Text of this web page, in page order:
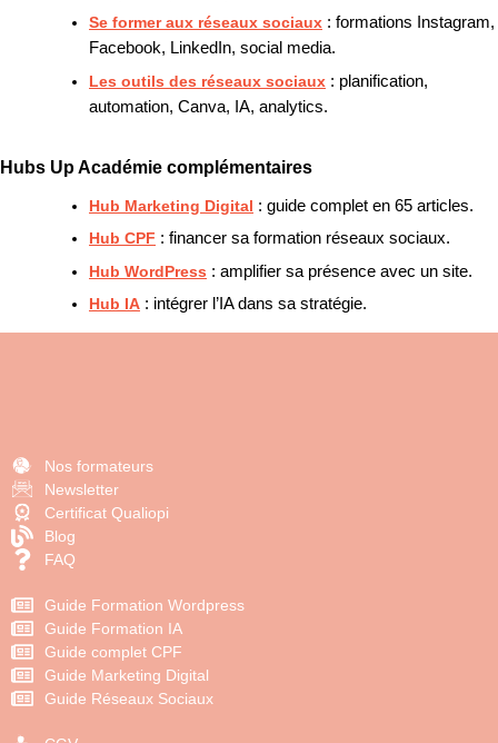
Se former aux réseaux sociaux : formations Instagram,
Facebook, LinkedIn, social media.
Les outils des réseaux sociaux : planification,
automation, Canva, IA, analytics.
Hubs Up Académie complémentaires
Hub Marketing Digital : guide complet en 65 articles.
Hub CPF : financer sa formation réseaux sociaux.
Hub WordPress : amplifier sa présence avec un site.
Hub IA : intégrer l’IA dans sa stratégie.
Nos formateurs
Newsletter
Certificat Qualiopi
Blog
FAQ
Guide Formation Wordpress
Guide Formation IA
Guide complet CPF
Guide Marketing Digital
Guide Réseaux Sociaux